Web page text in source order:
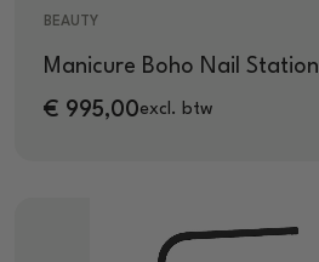
BEAUTY
Manicure Boho Nail Station
€ 995,00excl. btw